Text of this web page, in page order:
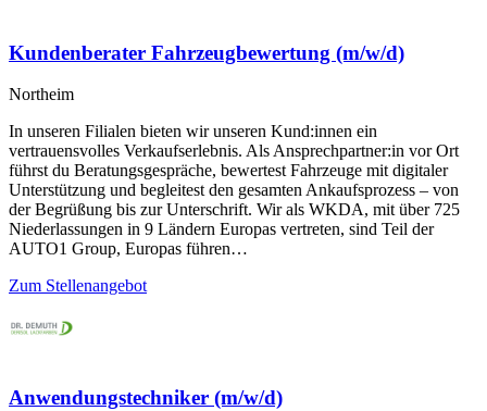
Kundenberater Fahrzeugbewertung (m/w/d)
Northeim
In unseren Filialen bieten wir unseren Kund:innen ein
vertrauensvolles Verkaufserlebnis. Als Ansprechpartner:in vor Ort
führst du Beratungsgespräche, bewertest Fahrzeuge mit digitaler
Unterstützung und begleitest den gesamten Ankaufsprozess – von
der Begrüßung bis zur Unterschrift. Wir als WKDA, mit über 725
Niederlassungen in 9 Ländern Europas vertreten, sind Teil der
AUTO1 Group, Europas führen…
Zum Stellenangebot
Anwendungstechniker (m/w/d)